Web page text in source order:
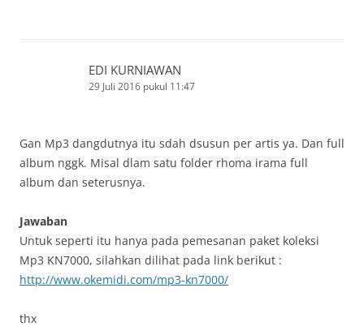
EDI KURNIAWAN
29 Juli 2016 pukul 11:47
Gan Mp3 dangdutnya itu sdah dsusun per artis ya. Dan full
album nggk. Misal dlam satu folder rhoma irama full
album dan seterusnya.
Jawaban
Untuk seperti itu hanya pada pemesanan paket koleksi
Mp3 KN7000, silahkan dilihat pada link berikut :
http://www.okemidi.com/mp3-kn7000/
thx